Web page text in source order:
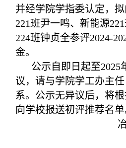
并经学院学指委认定，拟
221班尹一鸣、新能源
224班钟贞全参评2024-
金。
公示自即日起至2025
议，请与学院学工办主
系。公示无异议后，将根
向学校报送初评推荐名单